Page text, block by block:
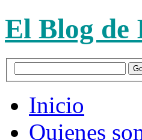
El Blog de
Inicio
Quienes